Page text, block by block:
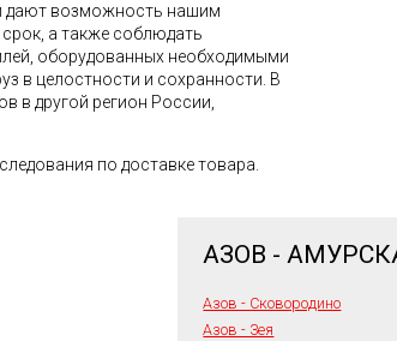
дают возможность нашим
а также соблюдать
оборудованных необходимыми
в целостности и сохранности. В
в другой регион России,
по доставке товара.
АЗОВ -
Азов - Сковородино
Азов - Зея